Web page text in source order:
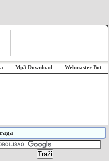
Mp3 Download Webmaster Bot